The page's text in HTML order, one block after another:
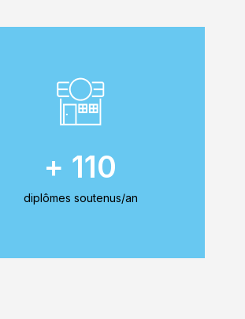
+ 110
diplômes soutenus/an